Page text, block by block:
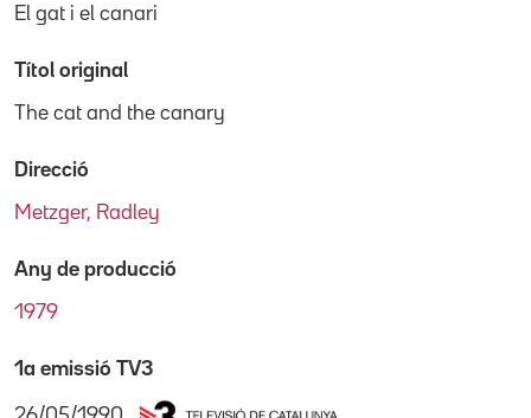
El gat i el canari
Títol original
The cat and the canary
Direcció
Metzger, Radley
Any de producció
1979
1a emissió TV3